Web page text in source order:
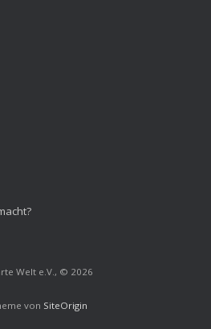
Welt e.V., © 2026
von SiteOrigin